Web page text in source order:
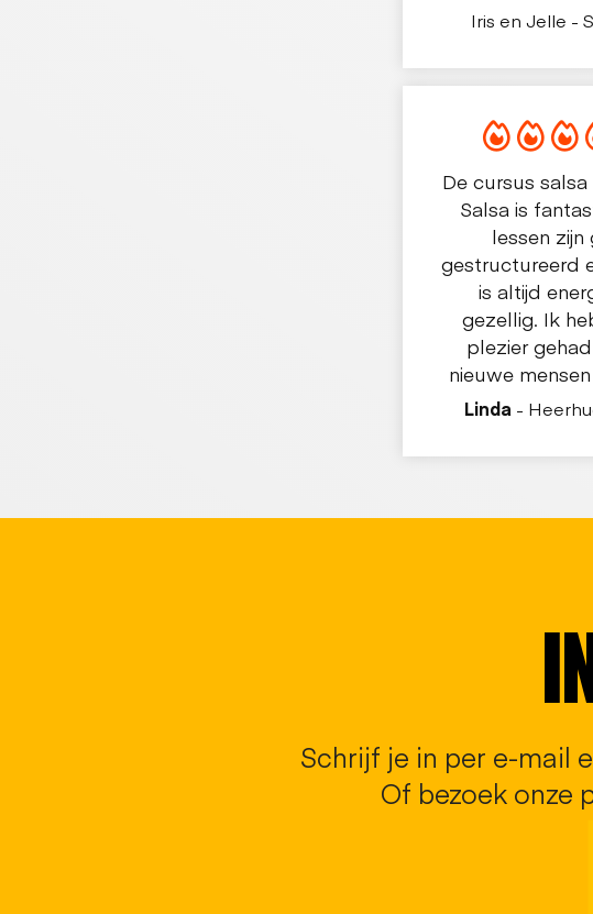
Iris en Jelle -
De cursus
Salsa is
lessen zijn
gestructureerd
is altijd
gezellig. Ik
plezier
nieuwe
Linda -
Schrijf je in per e-mail
Of bezoek onze